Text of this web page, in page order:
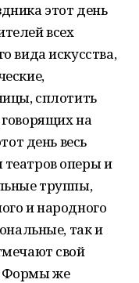
этот день
всех
вида искусства,
сплотить
на
день весь
оперы и
труппы,
и народного
так и
свой
Формы же